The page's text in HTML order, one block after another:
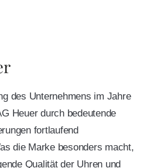
des Unternehmens im Jahre
Heuer durch bedeutende
fortlaufend
die Marke besonders macht,
Qualität der Uhren und